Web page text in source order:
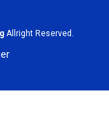
Allright Reserved.